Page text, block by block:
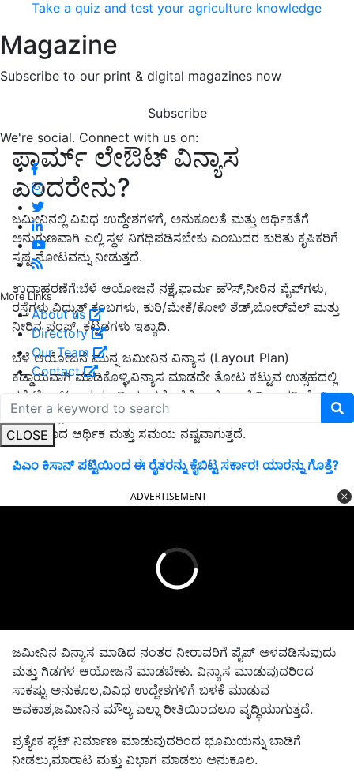
Take a quiz and test your agriculture knowledge
Magazine
Subscribe to our print & digital magazines now
Subscribe
We're social. Connect with us on:
More Links
About us
Directory
Our Team
Contact
CLOSE
ಫಾರ್ಮ್ ಲೇಔಟ್ ವಿನ್ಯಾಸ
ಎಂದರೇನು?
ಜಮೀನಿನಲ್ಲಿ ವಿವಿಧ ಉದ್ದೇಶಗಳಿಗೆ, ಅನುಕೂಲತೆ ಮತ್ತು ಆರ್ಥಿಕತೆಗೆ
ಅನುಗುಣವಾಗಿ ಎಲ್ಲಿ ಸ್ಥಳ ನಿಗಧಿಪಡಿಸಬೇಕು ಎಂಬುದರ ಕುರಿತು ಕೃಷಿಕರಿಗೆ
ಸ್ಪಷ್ಟ ನೋಟವನ್ನು ನೀಡುತ್ತದೆ.
ಉದಾಹರಣೆಗೆ:ಬೆಳೆ ಆಯೋಜನೆ ನಕ್ಷೆ,ಫಾರ್ಮ ಹೌಸ್,ನೀರಿನ ಪೈಪ್‌ಗಳು,
ರಸ್ತೆಗಳು,ವಿದ್ಯುತ್ ಕಂಬಗಳು, ಕುರಿ/ಮೇಕೆ/ಕೋಳಿ ಶೆಡ್,ಬೋರ್‌ವೆಲ್ ಮತ್ತು
ನೀರಿನ ಪಂಪ್, ಕಟ್ಟಡಗಳು ಇತ್ಯಾದಿ.
ಬೆಳೆ ಆಯೋಜನೆ ಮುನ್ನ ಜಮೀನಿನ ವಿನ್ಯಾಸ (Layout Plan)
ಕಡ್ಡಾಯವಾಗಿ ಮಾಡಿಕೊಳ್ಳಿ,ವಿನ್ಯಾಸ ಮಾಡದೇ ತೋಟ ಕಟ್ಟುವ ಉತ್ಸಹದಲ್ಲಿ
ರಸ್ತೆ,ಟ್ರೆಂಚ್/ಇಂಗುಗುಂಡಿ ಮಾಡದೇ ಬೆಳೆ ಆಯೋಜನೆ,ನೀರಾವರಿ ಪೈಪ್
ಲೈನ್ ಎಲ್ಲಾ ಮಾಡಿದ ನಂತರ ಪುನಃ ಬದಲಾವಣೆ ಮಾಡುವುದರಿಂದ
ಅಪಾರವಾದ ಆರ್ಥಿಕ ಮತ್ತು ಸಮಯ ನಷ್ಟವಾಗುತ್ತದೆ.
ಪಿಎಂ ಕಿಸಾನ್‌ ಪಟ್ಟಿಯಿಂದ ಈ ರೈತರನ್ನು ಕೈಬಿಟ್ಟ ಸರ್ಕಾರ! ಯಾರನ್ನು ಗೊತ್ತೆ?
ADVERTISEMENT
ಜಮೀನಿನ ವಿನ್ಯಾಸ ಮಾಡಿದ ನಂತರ ನೀರಾವರಿಗೆ ಪೈಪ್ ಅಳವಡಿಸುವುದು
ಮತ್ತು ಗಿಡಗಳ ಆಯೋಜನೆ ಮಾಡಬೇಕು. ವಿನ್ಯಾಸ ಮಾಡುವುದರಿಂದ
ಸಾಕಷ್ಟು ಅನುಕೂಲ,ವಿವಿಧ ಉದ್ದೇಶಗಳಿಗೆ ಬಳಕೆ ಮಾಡುವ
ಅವಕಾಶ,ಜಮೀನಿನ ಮೌಲ್ಯ ಎಲ್ಲಾ ರೀತಿಯಿಂದಲೂ ವೃದ್ಧಿಯಾಗುತ್ತದೆ.
ಪ್ರತ್ಯೇಕ ಪ್ಲಟ್ ನಿರ್ಮಾಣ ಮಾಡುವುದರಿಂದ ಭೂಮಿಯನ್ನು ಬಾಡಿಗೆ
ನೀಡಲು,ಮಾರಾಟ ಮತ್ತು ವಿಭಾಗ ಮಾಡಲು ಅನುಕೂಲ.